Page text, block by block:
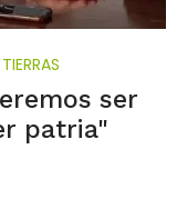
ser
patria"